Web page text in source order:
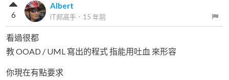
Albert
iT邦高手 ． 15 年前
6
看過很都
教 OOAD / UML 寫出的程式 指能用吐血 來形容
你現在有點要求